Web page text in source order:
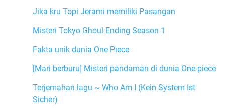
Jika kru Topi Jerami memiliki Pasangan
Misteri Tokyo Ghoul Ending Season 1
Fakta unik dunia One Piece
[Mari berburu] Misteri pandaman di dunia One piece
Terjemahan lagu ~ Who Am I (Kein System Ist
Sicher)